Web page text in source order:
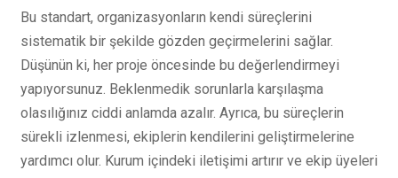
Bu standart, organizasyonların kendi süreçlerini
sistematik bir şekilde gözden geçirmelerini sağlar.
Düşünün ki, her proje öncesinde bu değerlendirmeyi
yapıyorsunuz. Beklenmedik sorunlarla karşılaşma
olasılığınız ciddi anlamda azalır. Ayrıca, bu süreçlerin
sürekli izlenmesi, ekiplerin kendilerini geliştirmelerine
yardımcı olur. Kurum içindeki iletişimi artırır ve ekip üyeleri